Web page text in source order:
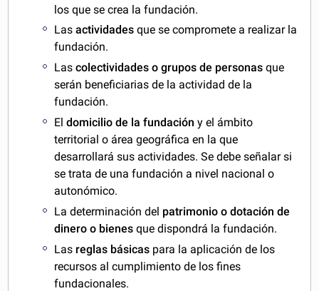
los que se crea la fundación.
Las actividades que se compromete a realizar la
fundación.
Lascolectividades o grupos de personas que
serán beneficiarias de la actividad de la
fundación.
Eldomicilio de la fundación y el ámbito
territorial o área geográfica en la que
desarrollará sus actividades. Se debe señalar si
se trata de una fundación a nivel nacional o
autonómico.
La determinación del patrimonio o dotación de
dinero o bienes que dispondrá la fundación.
Las reglas básicas para la aplicación de los
recursos al cumplimiento de los fines
fundacionales.